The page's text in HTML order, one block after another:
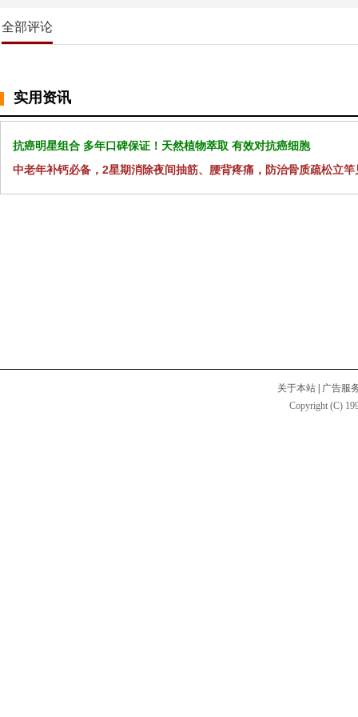
全部评论
实用资讯
抗癌明星组合 多年口碑保证！天然植物萃取 有效对抗癌细胞
中老年补钙必备，2星期消除夜间抽筋、腰背疼痛，防治骨质疏松立竿
关于本站
广告服
Copyright (C)